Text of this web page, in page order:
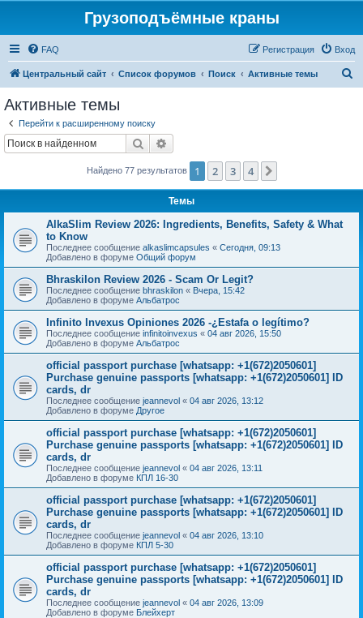
Грузоподъёмные краны
FAQ Вход
Регистрация
Центральный сайт Список форумов Поиск Активные темы
Активные темы
Перейти к расширенному поиску
Поиск
Найдено 77 результатов 1 2 3 4
Темы
AlkaSlim Review 2026: Ingredients, Benefits, Safety & What
to Know
Последнее сообщение alkaslimcapsules « Сегодня, 09:13
Добавлено в форуме Общий форум
Bhraskilon Review 2026 - Scam Or Legit?
Последнее сообщение bhraskilon « Вчера, 15:42
Добавлено в форуме Альбатрос
Infinito Invexus Opiniones 2026 -¿Estafa o legítimo?
Последнее сообщение infinitoinvexus « 04 авг 2026, 15:50
Добавлено в форуме Альбатрос
official passport purchase [whatsapp: +1(672)2050601]
Purchase genuine passports [whatsapp: +1(672)2050601] ID
cards, dr
Последнее сообщение jeannevol « 04 авг 2026, 13:12
Добавлено в форуме Другое
official passport purchase [whatsapp: +1(672)2050601]
Purchase genuine passports [whatsapp: +1(672)2050601] ID
cards, dr
Последнее сообщение jeannevol « 04 авг 2026, 13:11
Добавлено в форуме КПЛ 16-30
official passport purchase [whatsapp: +1(672)2050601]
Purchase genuine passports [whatsapp: +1(672)2050601] ID
cards, dr
Последнее сообщение jeannevol « 04 авг 2026, 13:10
Добавлено в форуме КПЛ 5-30
official passport purchase [whatsapp: +1(672)2050601]
Purchase genuine passports [whatsapp: +1(672)2050601] ID
cards, dr
Последнее сообщение jeannevol « 04 авг 2026, 13:09
Добавлено в форуме Блейхерт